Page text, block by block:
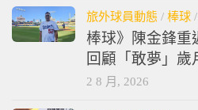
旅外球員動態 / 棒球 /
棒球》陳金鋒
回顧「敢夢」歲
2 8 月, 2026